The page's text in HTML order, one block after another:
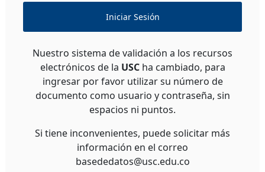
Iniciar Sesión
Nuestro sistema de validación a los recursos
electrónicos de la USCha cambiado, para
ingresar por favor utilizar su número de
documento como usuario y contraseña, sin
espacios ni puntos.
Si tiene inconvenientes, puede solicitar más
información en el correo
basededatos@usc.edu.co